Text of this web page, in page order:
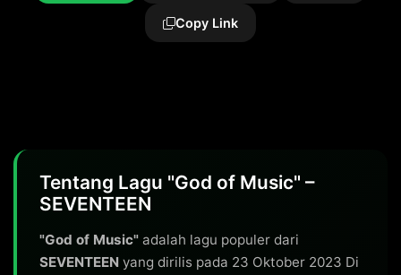
Copy Link
Tentang Lagu "God of Music" –
SEVENTEEN
"God of Music" adalah lagu populer dari
SEVENTEEN yang dirilis pada 23 Oktober 2023 Di